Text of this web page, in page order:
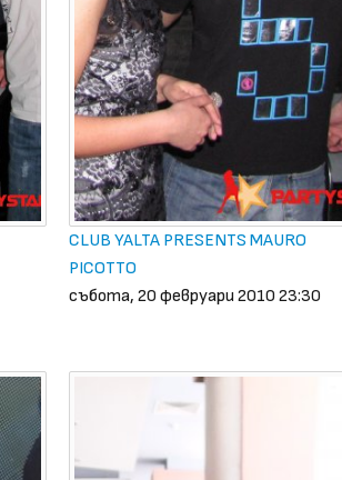
CLUB YALTA PRESENTS MAURO
PICOTTO
събота, 20 февруари 2010 23:30